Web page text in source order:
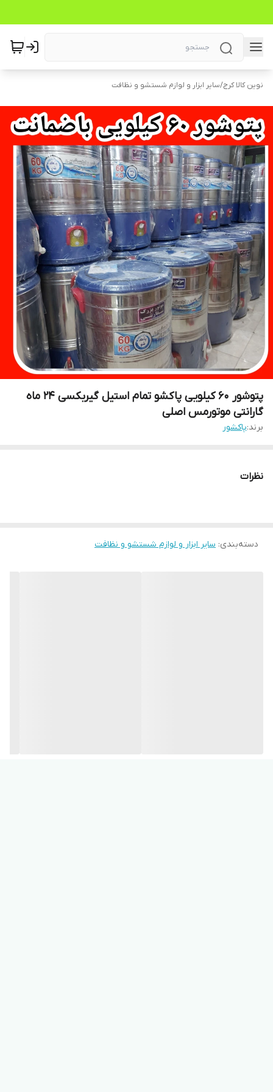
نوین کالا کرج/سایر ابزار و لوازم شستشو و نظافت
پتوشور ۶۰ کیلویی پاکشو تمام استیل گیربکسی ۲۴ ماه
گارانتی موتورمس اصلی
برند:پاکشور
نظرات
دسته‌بندی: سایر ابزار و لوازم شستشو و نظافت